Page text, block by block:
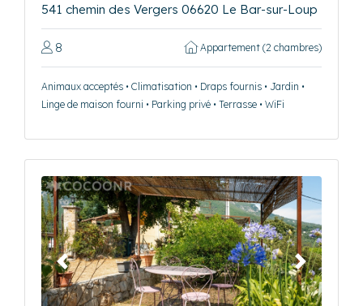
541 chemin des Vergers 06620 Le Bar-sur-Loup
8 Appartement (2 chambres)
Animaux acceptés • Climatisation • Draps fournis • Jardin •
Linge de maison fourni • Parking privé • Terrasse • WiFi
Précédent Suivant